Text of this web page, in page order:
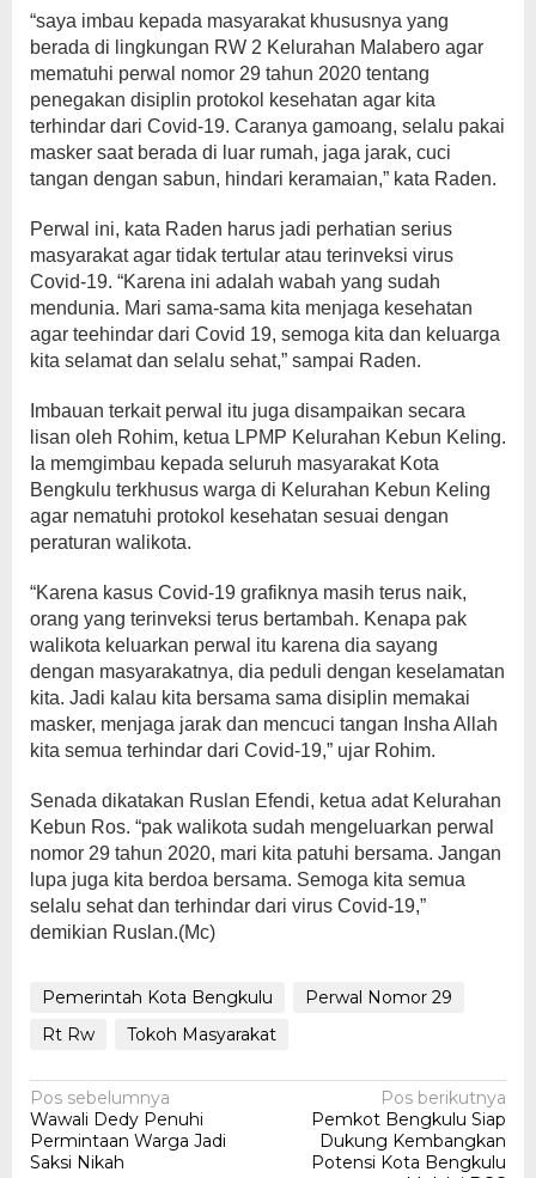
“saya imbau kepada masyarakat khususnya yang
berada di lingkungan RW 2 Kelurahan Malabero agar
mematuhi perwal nomor 29 tahun 2020 tentang
penegakan disiplin protokol kesehatan agar kita
terhindar dari Covid-19. Caranya gamoang, selalu pakai
masker saat berada di luar rumah, jaga jarak, cuci
tangan dengan sabun, hindari keramaian,” kata Raden.
Perwal ini, kata Raden harus jadi perhatian serius
masyarakat agar tidak tertular atau terinveksi virus
Covid-19. “Karena ini adalah wabah yang sudah
mendunia. Mari sama-sama kita menjaga kesehatan
agar teehindar dari Covid 19, semoga kita dan keluarga
kita selamat dan selalu sehat,” sampai Raden.
Imbauan terkait perwal itu juga disampaikan secara
lisan oleh Rohim, ketua LPMP Kelurahan Kebun Keling.
Ia memgimbau kepada seluruh masyarakat Kota
Bengkulu terkhusus warga di Kelurahan Kebun Keling
agar nematuhi protokol kesehatan sesuai dengan
peraturan walikota.
“Karena kasus Covid-19 grafiknya masih terus naik,
orang yang terinveksi terus bertambah. Kenapa pak
walikota keluarkan perwal itu karena dia sayang
dengan masyarakatnya, dia peduli dengan keselamatan
kita. Jadi kalau kita bersama sama disiplin memakai
masker, menjaga jarak dan mencuci tangan Insha Allah
kita semua terhindar dari Covid-19,” ujar Rohim.
Senada dikatakan Ruslan Efendi, ketua adat Kelurahan
Kebun Ros. “pak walikota sudah mengeluarkan perwal
nomor 29 tahun 2020, mari kita patuhi bersama. Jangan
lupa juga kita berdoa bersama. Semoga kita semua
selalu sehat dan terhindar dari virus Covid-19,”
demikian Ruslan.(Mc)
Pemerintah Kota Bengkulu
Perwal Nomor 29
Rt Rw
Tokoh Masyarakat
Navigasi
pos
Pos sebelumnya
Wawali Dedy Penuhi
Permintaan Warga Jadi
Saksi Nikah
Pos berikutnya
Pemkot Bengkulu Siap
Dukung Kembangkan
Potensi Kota Bengkulu